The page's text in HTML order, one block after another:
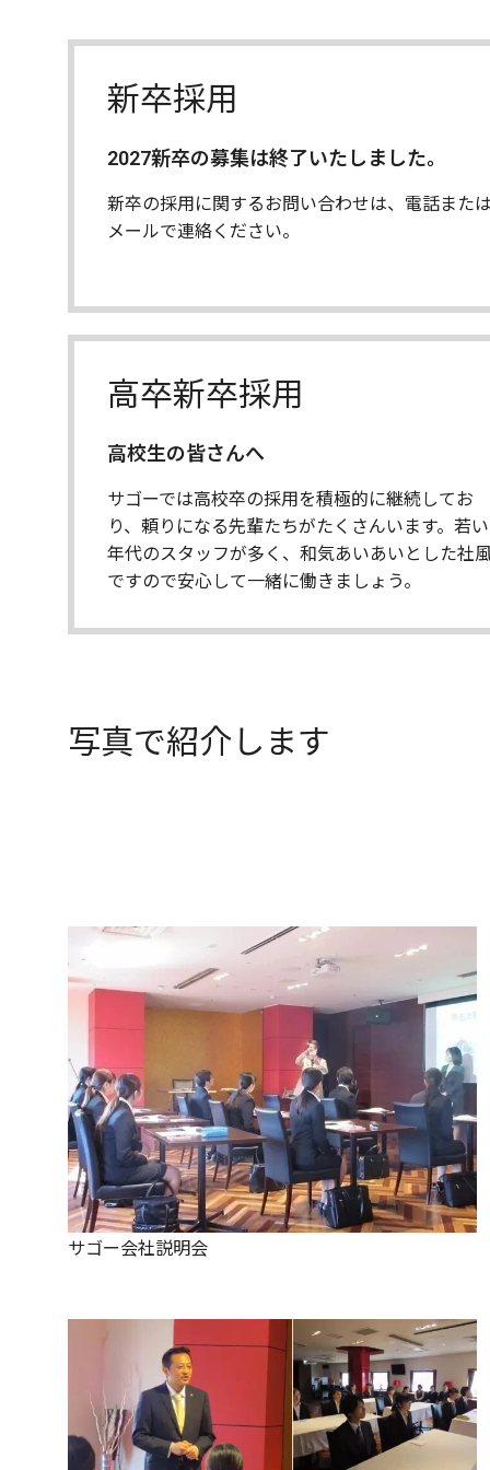
新卒採用
2027新卒の募集は終了いたしました。
新卒の採用に関するお問い合わせは、電話また
メールで連絡ください。
高卒新卒採用
高校生の皆さんへ
サゴーでは高校卒の採用を積極的に継続してお
り、頼りになる先輩たちがたくさんいます。若い
年代のスタッフが多く、和気あいあいとした社
ですので安心して一緒に働きましょう。
写真で紹介します
サゴー会社説明会